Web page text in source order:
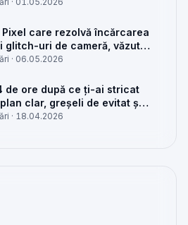
care rezolvă încărcarea
glitch-uri de cameră, văzut
· 06.05.2026
de ore după ce ți-ai stricat
clar, greșeli de evitat și
reparat
· 18.04.2026